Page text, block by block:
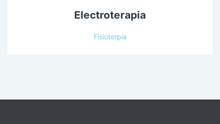
Electroterapia
Fisioterpia